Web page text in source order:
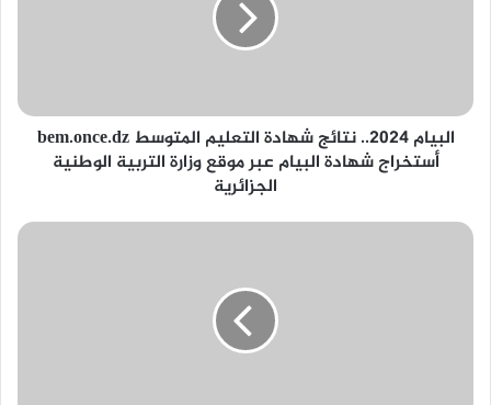
شهادة
البيام
التربية
البيام 2024.. نتائج شهادة التعليم المتوسط bem.once.dz
أستخراج شهادة البيام عبر موقع وزارة التربية الوطنية
الجزائرية
رسميًا..